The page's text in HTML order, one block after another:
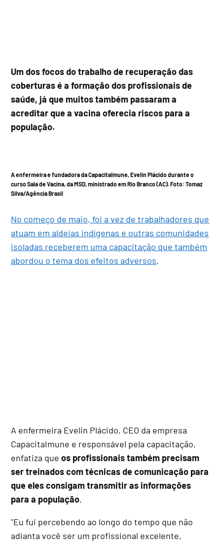
Um dos focos do trabalho de recuperação das
coberturas é a formação dos profissionais de
saúde, já que muitos também passaram a
acreditar que a vacina oferecia riscos para a
população.
A enfermeira e fundadora da CapacitaImune, Evelin Plácido durante o
curso Sala de Vacina, da MSD, ministrado em Rio Branco (AC). Foto:Tomaz
Silva/Agência Brasil
No começo de maio, foi a vez de trabalhadores que
atuam em aldeias indígenas e outras comunidades
isoladas receberem uma capacitação que também
abordou o tema dos efeitos adversos.
A enfermeira Evelin Plácido, CEO da empresa
CapacitaImune e responsável pela capacitação,
enfatiza queos profissionais também precisam
ser treinados com técnicas de comunicação para
que eles consigam transmitir as informações
para a população.
"Eu fui percebendo ao longo do tempo que não
adianta você ser um profissional excelente,